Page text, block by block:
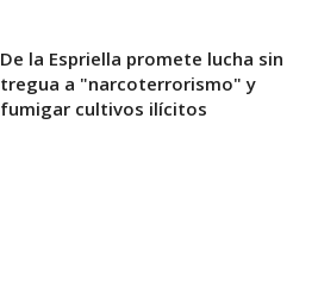
De la Espriella promete lucha sin
tregua a "narcoterrorismo" y
fumigar cultivos ilícitos